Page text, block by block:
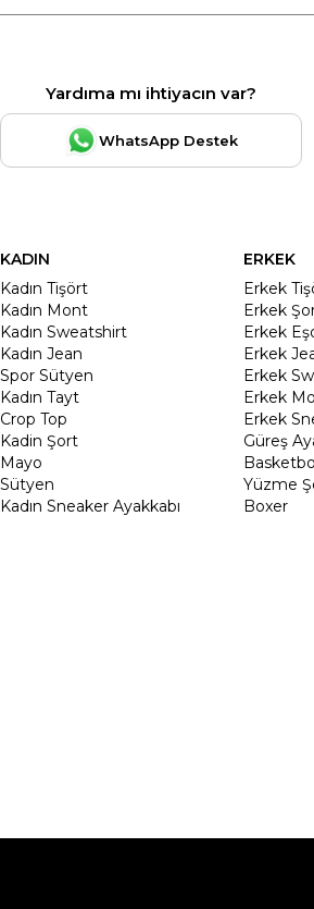
Yardıma mı ihtiyacın var?
WhatsApp Destek
KADIN
Kadın Tişört
Kadın Mont
Kadın Sweatshirt
Kadın Jean
Spor Sütyen
Kadın Tayt
Crop Top
Kadin Şort
Mayo
Sütyen
Kadın Sneaker Ayakkabı
ERKEK
Erkek
Erkek
Erkek
Erkek
Erkek
Erkek
Erkek
Güreş
Yüzme
Boxer